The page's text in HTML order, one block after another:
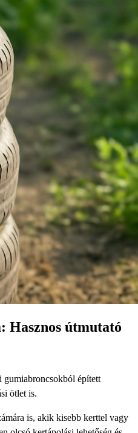
Hasznos útmutató
gumiabroncsokból épített
ötlet is.
is, akik kisebb kerttel vagy